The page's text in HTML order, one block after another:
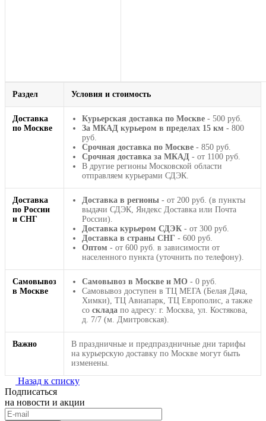
Раздел Условия и стоимость
Доставка
по Москве
Курьерская доставка по Москве - 500 руб.
За МКАД курьером в пределах 15 км - 800
руб.
Срочная доставка по Москве - 850 руб.
Срочная доставка за МКАД - от 1100 руб.
В другие регионы Московской области
отправляем курьерами СДЭК.
Доставка
по России
и СНГ
Доставка в регионы - от 200 руб. (в пункты
выдачи СДЭК, Яндекс Доставка или Почта
России).
Доставка курьером СДЭК - от 300 руб.
Доставка в страны СНГ - 600 руб.
Оптом - от 600 руб. в зависимости от
населенного пункта (уточнить по телефону).
Самовывоз
в Москве
Самовывоз в Москве и МО - 0 руб.
Самовывоз доступен в ТЦ МЕГА (Белая Дача,
Химки), ТЦ Авиапарк, ТЦ Европолис, а также
со склада по адресу: г. Москва, ул. Костякова,
д. 7/7 (м. Дмитровская).
Важно
В праздничные и предпраздничные дни тарифы
на курьерскую доставку по Москве могут быть
изменены.
Назад к списку
Подписаться
на новости и акции